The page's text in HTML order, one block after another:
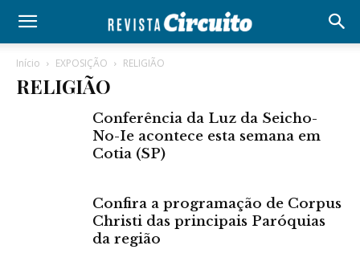
Início EXPOSIÇÃO RELIGIÃO
RELIGIÃO
Conferência da Luz da Seicho-
No-Ie acontece esta semana em
Cotia (SP)
Confira a programação de Corpus
Christi das principais Paróquias
da região